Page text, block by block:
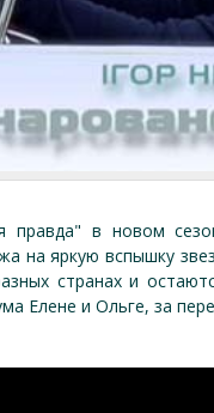
в новом
на яркую вспышку
странах и
Елене и Ольге, за